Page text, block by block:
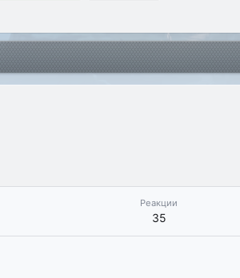
Реакции
35